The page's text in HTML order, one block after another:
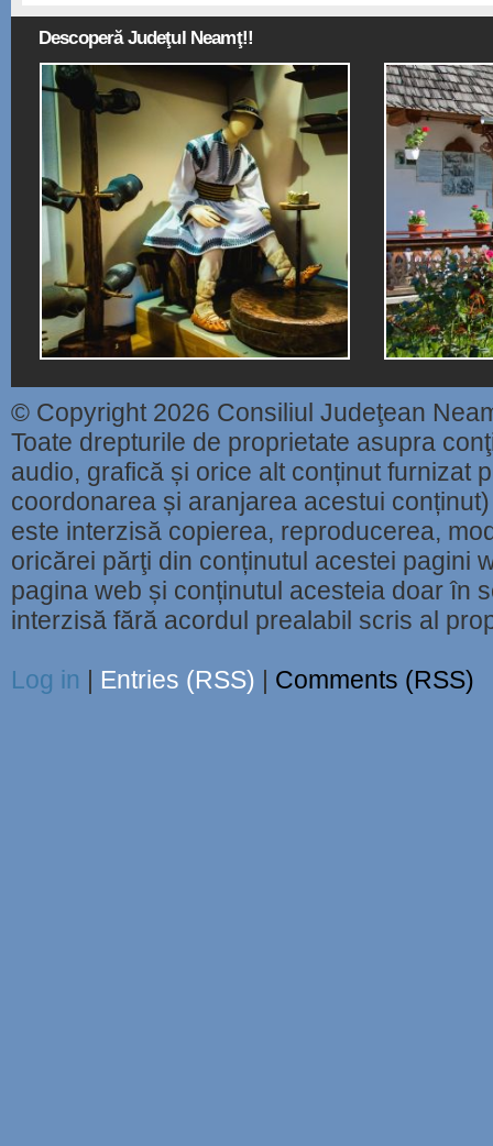
Descoperă Judeţul Neamţ!!
© Copyright 2026 Consiliul Judeţean
Toate drepturile de proprietate asupra
audio, grafică și orice alt conținut furnizat
coordonarea și aranjarea acestui
este interzisă copierea, reproducerea,
oricărei părţi din conținutul acestei pagini
pagina web și conținutul acesteia doar în
interzisă fără acordul prealabil scris al
Log in Entries (RSS) Comments (RSS)